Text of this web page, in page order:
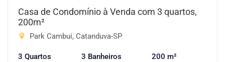
Casa de Condomínio à Venda com 3 quartos,
200m²
Park Cambuí, Catanduva-SP
3 Quartos 3 Banheiros 200 m²